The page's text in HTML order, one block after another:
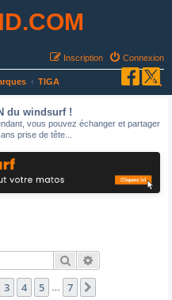
Connexion
Inscription
TIGA
du windsurf !
vous pouvez échanger et partager
prise de tête...
Rechercher
7
3 4 5 7